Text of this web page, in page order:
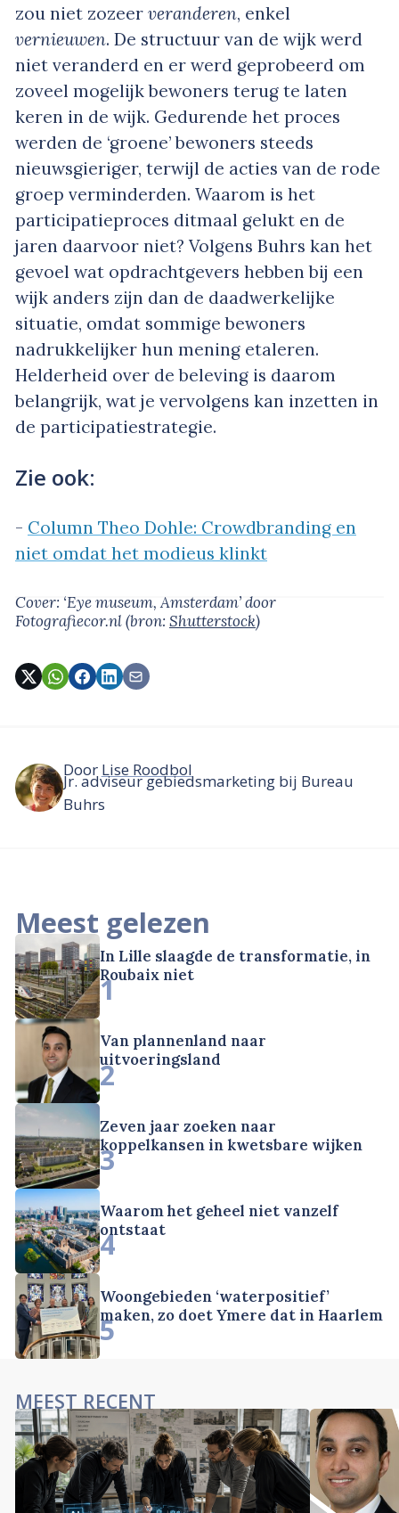
zou niet zozeer veranderen, enkel
vernieuwen. De structuur van de wijk werd
niet veranderd en er werd geprobeerd om
zoveel mogelijk bewoners terug te laten
keren in de wijk. Gedurende het proces
werden de ‘groene’ bewoners steeds
nieuwsgieriger, terwijl de acties van de rode
groep verminderden. Waarom is het
participatieproces ditmaal gelukt en de
jaren daarvoor niet? Volgens Buhrs kan het
gevoel wat opdrachtgevers hebben bij een
wijk anders zijn dan de daadwerkelijke
situatie, omdat sommige bewoners
nadrukkelijker hun mening etaleren.
Helderheid over de beleving is daarom
belangrijk, wat je vervolgens kan inzetten in
de participatiestrategie.
Zie ook:
- Column Theo Dohle: Crowdbranding en
niet omdat het modieus klinkt
Cover: ‘Eye museum, Amsterdam’door
Fotografiecor.nl(bron: Shutterstock)
Door Lise Roodbol
Jr. adviseur gebiedsmarketing bij Bureau
Buhrs
Meest gelezen
In Lille slaagde de transformatie, in
Roubaix niet
1
Van plannenland naar
uitvoeringsland
2
Zeven jaar zoeken naar
koppelkansen in kwetsbare wijken
3
Waarom het geheel niet vanzelf
ontstaat
4
Woongebieden ‘waterpositief’
maken, zo doet Ymere dat in Haarlem
5
MEEST RECENT